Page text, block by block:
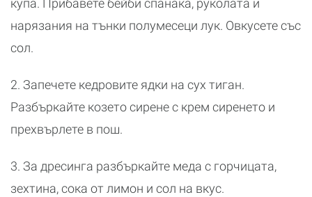
купа. Прибавете бейби спанака, руколата и
нарязания на тънки полумесеци лук. Овкусете със
сол.
2. Запечете кедровите ядки на сух тиган.
Разбъркайте козето сирене с крем сиренето и
прехвърлете в пош.
3. За дресинга разбъркайте меда с горчицата,
зехтина, сока от лимон и сол на вкус.